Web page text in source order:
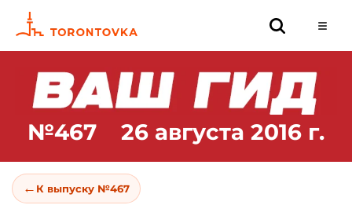
№467 26 августа 2016 г.
← К выпуску №467